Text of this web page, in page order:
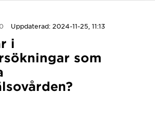
Uppdaterad: 2024-11-25, 11:13
i
som